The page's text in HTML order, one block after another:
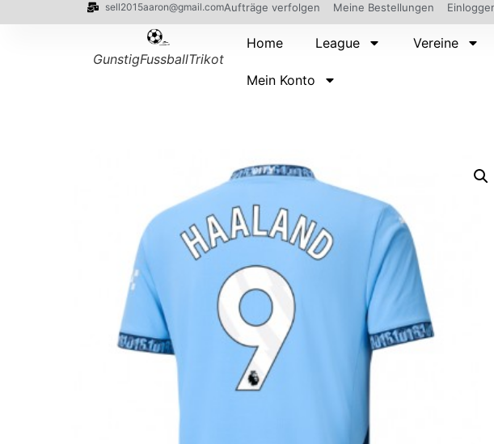
sell2015aaron@gmail.comAufträge verfolgen Meine Bestellungen
GunstigFussballTrikot
Home League Vereine
Mein Konto